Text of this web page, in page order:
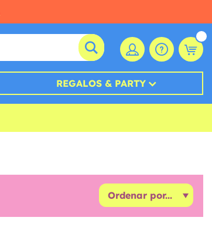
REGALOS & PARTY